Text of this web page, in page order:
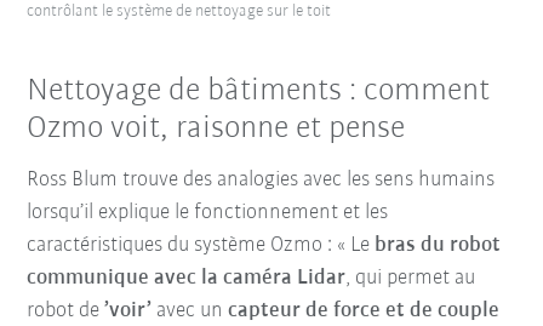
contrôlant le système de nettoyage sur le toit
Nettoyage de bâtiments : comment
Ozmo voit, raisonne et pense
Ross Blum trouve des analogies avec les sens humains
lorsqu’il explique le fonctionnement et les
caractéristiques du système Ozmo : « Le bras du robot
communique avec la caméra Lidar, qui permet au
robot de’voir’ avec uncapteur de force et de couple